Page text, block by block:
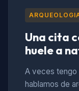
Una cita
huele a
A veces tengo
hablamos de